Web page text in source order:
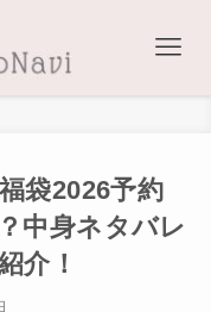
袋2026予約
中身ネタバレ
介！